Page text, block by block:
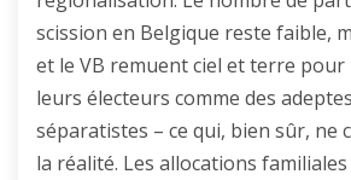
scission en Belgique reste faible,
et le VB remuent ciel et terre
leurs électeurs comme des
séparatistes – ce qui, bien sûr, ne
la réalité. Les allocations